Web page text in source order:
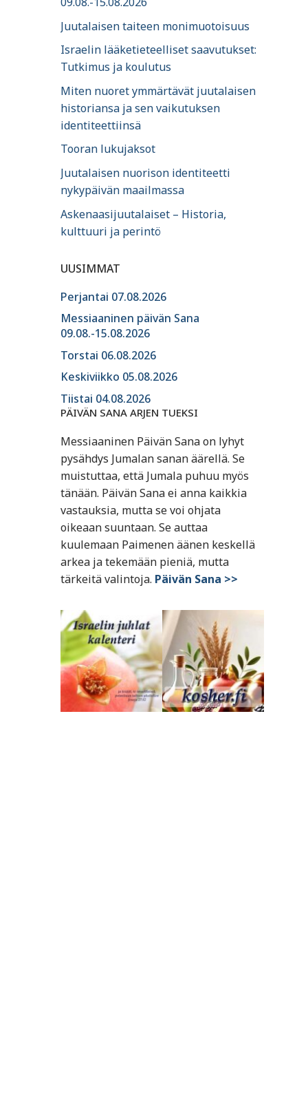
Juutalaisen taiteen monimuotoisuus
Israelin lääketieteelliset saavutukset:
Tutkimus ja koulutus
Miten nuoret ymmärtävät juutalaisen
historiansa ja sen vaikutuksen
identiteettiinsä
Tooran lukujaksot
Juutalaisen nuorison identiteetti
nykypäivän maailmassa
Askenaasijuutalaiset – Historia,
kulttuuri ja perintö
UUSIMMAT
Perjantai 07.08.2026
Messiaaninen päivän Sana
09.08.-15.08.2026
Torstai 06.08.2026
Keskiviikko 05.08.2026
Tiistai 04.08.2026
PÄIVÄN SANA ARJEN TUEKSI
Messiaaninen Päivän Sana on lyhyt
pysähdys Jumalan sanan äärellä. Se
muistuttaa, että Jumala puhuu myös
tänään. Päivän Sana ei anna kaikkia
vastauksia, mutta se voi ohjata
oikeaan suuntaan. Se auttaa
kuulemaan Paimenen äänen keskellä
arkea ja tekemään pieniä, mutta
tärkeitä valintoja. Päivän Sana >>